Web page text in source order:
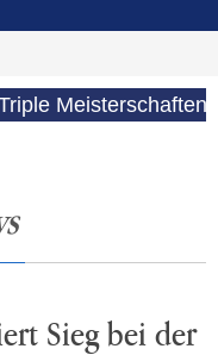
Meisterschaften (E-
Sieg bei der